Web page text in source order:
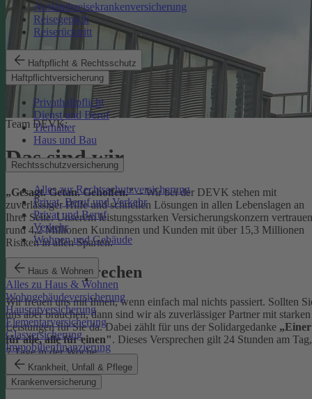
Auslandsreisekrankenversicherung
Reisegepäck
Reiserücktritt
Haftpflicht & Rechtsschutz
Haftpflichtversicherung
Privathaftpflicht
Dienst und Beruf
Tierhalter
Haus und Bau
Rechtsschutzversicherung
Alles zur Rechtsschutzversicherung
Privat, Beruf und Verkehr
Privat und Beruf
Verkehr
Wohnen und Gebäude
Haus & Wohnen
Alles zu Haus & Wohnen
Wohngebäudeversicherung
Hausratversicherung
Elementarversicherung
Glasversicherung
Immobilienfinanzierung
Krankheit, Unfall & Pflege
Krankenversicherung
Team DEVK:
Das sind wir
„Gesagt. Getan. Geholfen."– Wir bei der DEVK stehen mit
zuverlässiger Hilfe und schnellen Lösungen in allen Lebenslagen an
Ihrer Seite. Unserem leistungsstarken Versicherungskonzern vertrauen
rund 4,2 Millionen Kundinnen und Kunden mit über 15,3 Millionen
Risiken in allen Sparten.
Unser Versprechen
Wir freuen uns mit Ihnen, wenn einfach mal nichts passiert. Sollten
uns aber brauchen, dann sind wir als zuverlässiger Partner mit starken
Leistungen für Sie da. Dabei zählt für uns der Solidargedanke „Einer
für alle, alle für einen". Dieses Versprechen gilt 24 Stunden am Tag,
7 Tage in der Woche.
Ehrlich